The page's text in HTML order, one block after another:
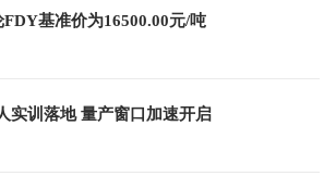
基准价为16500.00元/吨
实训落地 量产窗口加速开启